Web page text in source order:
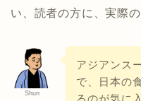
い、読者の方に、実際
Shun
アジアンス
で、日本の
るのが気に